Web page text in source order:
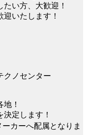
い方、大歓迎！
いたします！
ノセンター
！
定します！
カーへ配属となりま